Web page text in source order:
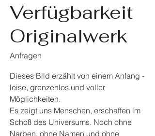
Verfügbarkeit
Originalwerk
Anfragen
Dieses Bild erzählt von einem Anfang -
leise, grenzenlos und voller
Möglichkeiten.
Es zeigt uns Menschen, erschaffen im
Schoß des Universums. Noch ohne
Narben, ohne Namen und ohne